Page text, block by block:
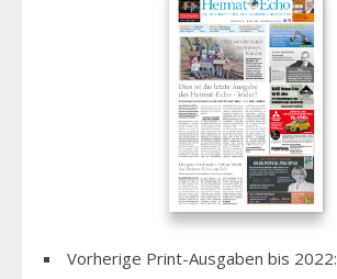
Vorherige Print-Ausgaben bis 2022: